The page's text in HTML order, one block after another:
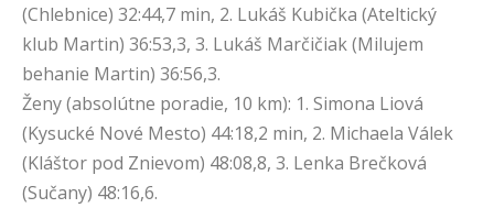
(Chlebnice) 32:44,7 min, 2. Lukáš Kubička (Ateltický
klub Martin) 36:53,3, 3. Lukáš Marčičiak (Milujem
behanie Martin) 36:56,3.
Ženy (absolútne poradie, 10 km): 1. Simona Liová
(Kysucké Nové Mesto) 44:18,2 min, 2. Michaela Válek
(Kláštor pod Znievom) 48:08,8, 3. Lenka Brečková
(Sučany) 48:16,6.